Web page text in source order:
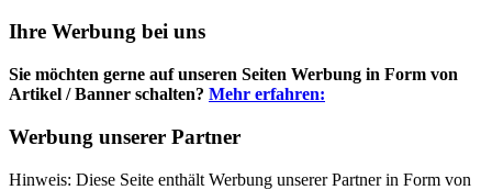
Ihre Werbung bei uns
Sie möchten gerne auf unseren Seiten Werbung in Form von
Artikel / Banner schalten? Mehr erfahren:
Werbung unserer Partner
Hinweis: Diese Seite enthält Werbung unserer Partner in Form von